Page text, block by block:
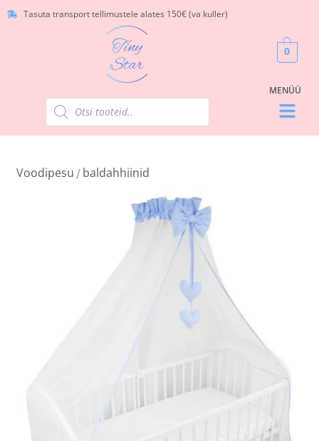
Tasuta transport tellimustele alates 150€ (va kuller)
0
Voodipesu / baldahhiinid